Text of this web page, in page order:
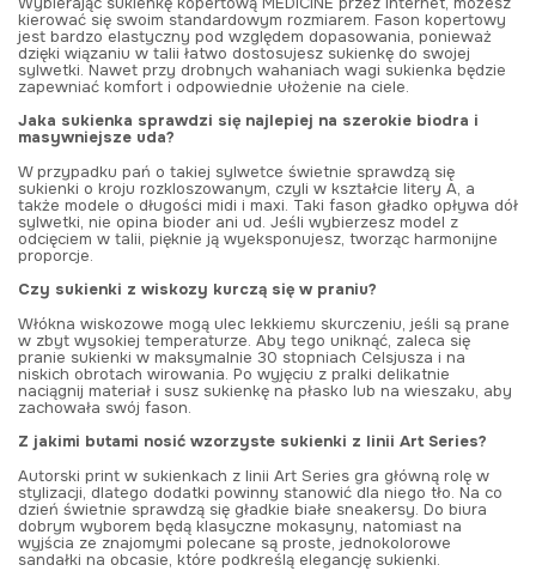
kierować się swoim standardowym rozmiarem. Fason kopertowy
jest bardzo elastyczny pod względem dopasowania, ponieważ
dzięki wiązaniu w talii łatwo dostosujesz sukienkę do swojej
sylwetki. Nawet przy drobnych wahaniach wagi sukienka będzie
zapewniać komfort i odpowiednie ułożenie na ciele.
Jaka sukienka sprawdzi się najlepiej na szerokie biodra i
masywniejsze uda?
W przypadku pań o takiej sylwetce świetnie sprawdzą się
sukienki o kroju rozkloszowanym, czyli w kształcie litery A, a
także modele o długości midi i maxi. Taki fason gładko opływa dół
sylwetki, nie opina bioder ani ud. Jeśli wybierzesz model z
odcięciem w talii, pięknie ją wyeksponujesz, tworząc harmonijne
proporcje.
Czy sukienki z wiskozy kurczą się w praniu?
Włókna wiskozowe mogą ulec lekkiemu skurczeniu, jeśli są prane
w zbyt wysokiej temperaturze. Aby tego uniknąć, zaleca się
pranie sukienki w maksymalnie 30 stopniach Celsjusza i na
niskich obrotach wirowania. Po wyjęciu z pralki delikatnie
naciągnij materiał i susz sukienkę na płasko lub na wieszaku, aby
zachowała swój fason.
Z jakimi butami nosić wzorzyste sukienki z linii Art Series?
Autorski print w sukienkach z linii Art Series gra główną rolę w
stylizacji, dlatego dodatki powinny stanowić dla niego tło. Na co
dzień świetnie sprawdzą się gładkie białe sneakersy. Do biura
dobrym wyborem będą klasyczne mokasyny, natomiast na
wyjścia ze znajomymi polecane są proste, jednokolorowe
sandałki na obcasie, które podkreślą elegancję sukienki.